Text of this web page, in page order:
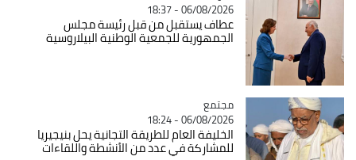
06/08/2026 - 18:37
عطاف يستقبل من قبل رئيسة مجلس
الجمهورية للجمعية الوطنية البيلاروسية
Catégorie
مجتمع
06/08/2026 - 18:24
الخليفة العام للطريقة التجانية يحل بنيجيريا
للمشاركة في عدد من الأنشطة واللقاءات